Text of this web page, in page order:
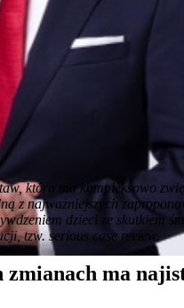
która ma kompleksowo
z najważniejszych
dzieci ze skutkiem
tzw. serious case review.
ma